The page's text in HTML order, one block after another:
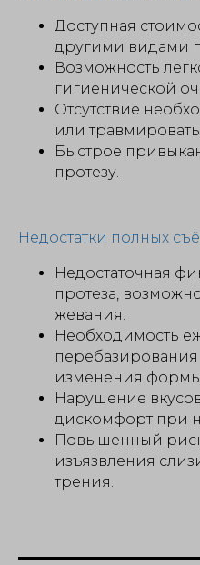
Доступная
другими видами
Возможность
гигиенической
Отсутствие
или
Быстрое
протезу.
Недостатки полных
Недостаточная
протеза,
жевания.
Необходимость
перебазирования
изменения
Нарушение
дискомфорт при
Повышенный
изъязвления
трения.